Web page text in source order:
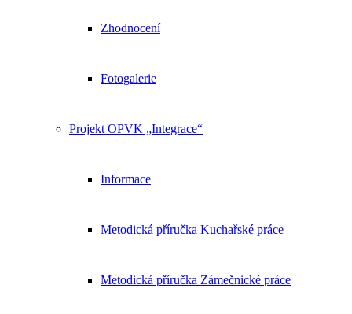
Zhodnocení
Fotogalerie
Projekt OPVK „Integrace“
Informace
Metodická příručka Kuchařské práce
Metodická příručka Zámečnické práce